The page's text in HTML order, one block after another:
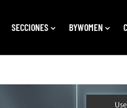
SECCIONES BYWOMEN